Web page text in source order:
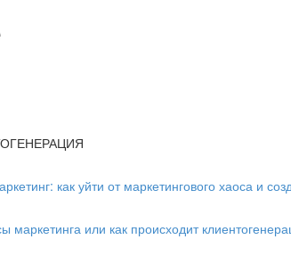
как уйти от маркетингового хаоса и
или как происходит